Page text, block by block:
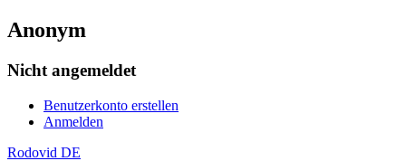
Anonym
Nicht angemeldet
Benutzerkonto erstellen
Anmelden
Rodovid DE